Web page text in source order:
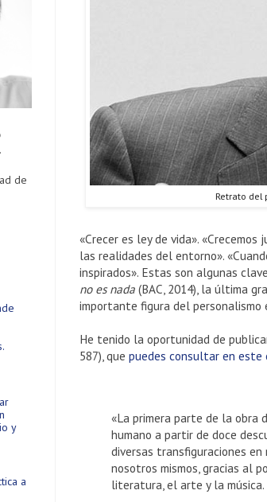
Retrato del
«Crecer es ley de vida».
las realidades del entorno».
inspirados». Estas son algunas
no es nada (BAC, 2014), la última
importante figura del personalismo
He tenido la oportunidad de
587), que puedes consultar en este
«La primera parte de la obra
humano a partir de doce
diversas transfiguraciones
nosotros mismos, gracias al
literatura, el arte y la
de
y
a